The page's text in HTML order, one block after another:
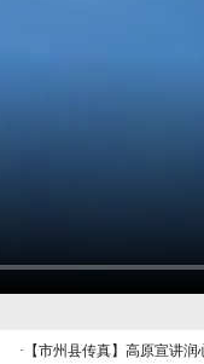
· 【市州县传真】高原宣讲